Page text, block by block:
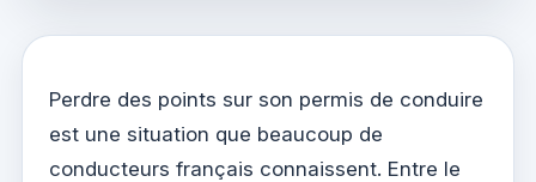
Perdre des points sur son permis de conduire
est une situation que beaucoup de
conducteurs français connaissent. Entre le